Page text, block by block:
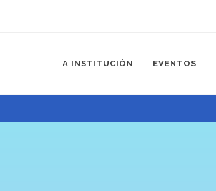
A INSTITUCIÓN EVENTOS